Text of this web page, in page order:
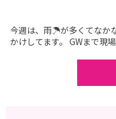
今週は、雨☂️が多くてなか
かけしてます。 GWまで